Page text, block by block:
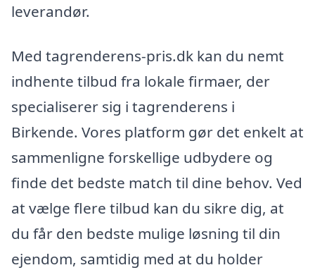
leverandør.
Med tagrenderens-pris.dk kan du nemt
indhente tilbud fra lokale firmaer, der
specialiserer sig i tagrenderens i
Birkende. Vores platform gør det enkelt at
sammenligne forskellige udbydere og
finde det bedste match til dine behov. Ved
at vælge flere tilbud kan du sikre dig, at
du får den bedste mulige løsning til din
ejendom, samtidig med at du holder